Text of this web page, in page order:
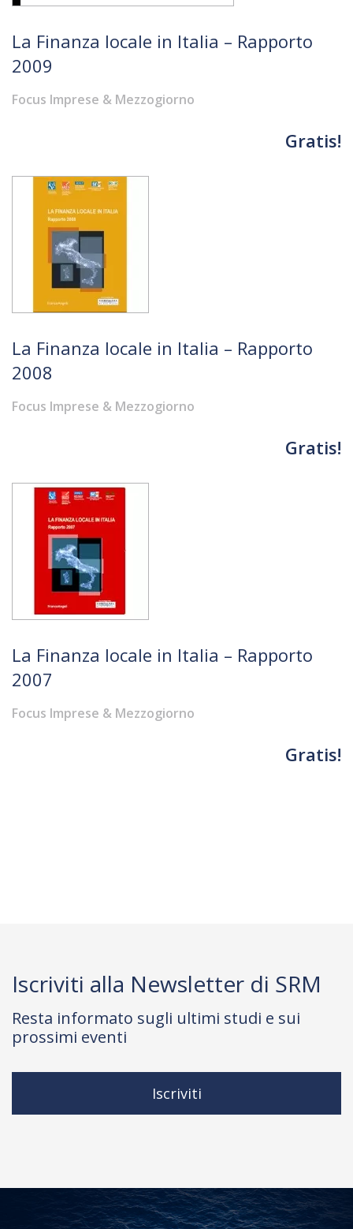
La Finanza locale in Italia – Rapporto
2009
Focus Imprese & Mezzogiorno
Gratis!
La Finanza locale in Italia – Rapporto
2008
Focus Imprese & Mezzogiorno
Gratis!
La Finanza locale in Italia – Rapporto
2007
Focus Imprese & Mezzogiorno
Gratis!
Iscriviti alla Newsletter di SRM
Resta informato sugli ultimi studi e sui
prossimi eventi
Iscriviti